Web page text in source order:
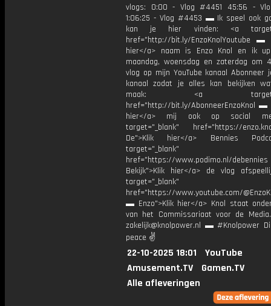
vlogs: 0:00 - Vlog #4451 45:56 -
1:06:25 - Vlog #4453 ▬ Ik speel ook
kan je hier vinden: <a
href="http://bit.ly/EnzoKnolYoutube ▬
hier</a> naam is Enzo Knol en ik
maandag, woensdag en zaterdag om
vlog op mijn YouTube kanaal Abonneer
kanaal zodat je alles kan bekijken
maak: <a
href="http://bit.ly/AbonneerEnzoKnol ▬
hier</a> mij ook op social
target="_blank" href="https://
De">Klik hier</a> Bennies
target="_blank"
href="https://www.podimo.nl/debennies
Bekijk">Klik hier</a> de vlog
target="_blank"
href="https://www.youtube.com/
▬ Enzo">Klik hier</a> Knol staat
van het Commissariaat voor de
zakelijk@knolpower.nl ▬ #Knolpower
peace ✌
22-10-2025 18:01
YouTube
Amusement.TV
Gamen.TV
Alle afleveringen